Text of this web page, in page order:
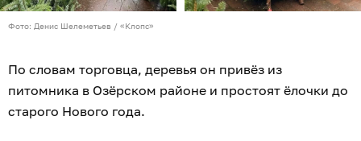
Фото: Денис Шелеметьев / «Клопс»
По словам торговца, деревья он привёз из
питомника в Озёрском районе и простоят ёлочки до
старого Нового года.